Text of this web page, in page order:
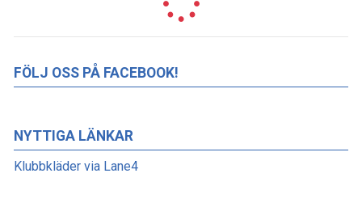
FÖLJ OSS PÅ FACEBOOK!
NYTTIGA LÄNKAR
Klubbkläder via Lane4